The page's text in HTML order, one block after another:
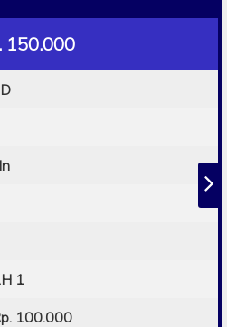
150.000
1
100.000